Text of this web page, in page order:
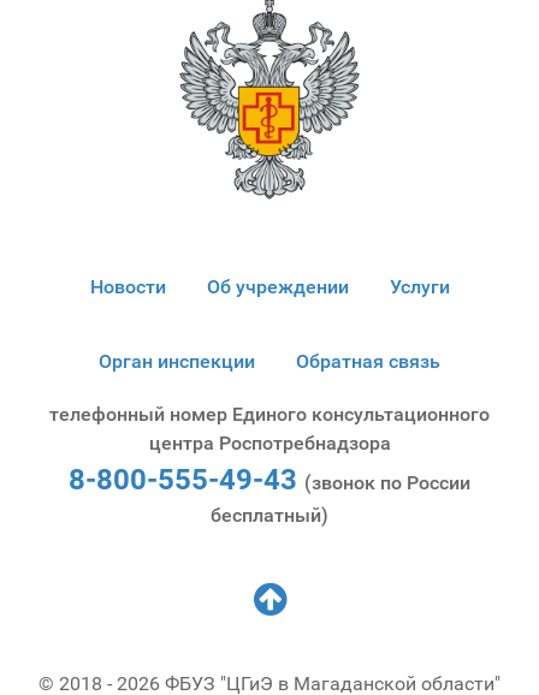
Новости Об учреждении Услуги
Орган инспекции Обратная связь
телефонный номер Единого консультационного
центра Роспотребнадзора
8-800-555-49-43 (звонок по России
бесплатный)
© 2018 - 2026 ФБУЗ "ЦГиЭ в Магаданской области"